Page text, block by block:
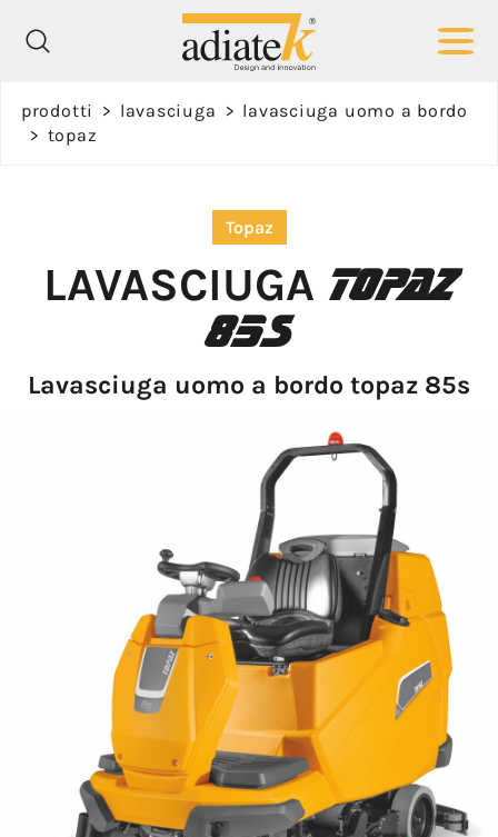
prodotti > lavasciuga > lavasciuga uomo a bordo
> topaz
Topaz
LAVASCIUGA TOPAZ
85S
Lavasciuga uomo a bordo topaz 85s
informazioni
Cognome *
Telefono